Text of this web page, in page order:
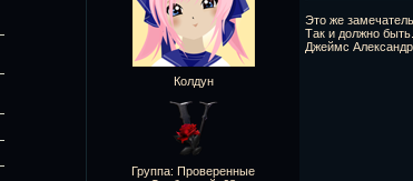
Колдун
Группа: Проверенные
Это же
Так и должно
Джеймс